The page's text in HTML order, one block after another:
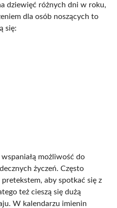
dziewięć różnych dni w roku,
dla osób noszących to
się:
możliwość do
życzeń. Często
aby spotkać się z
też cieszą się dużą
W kalendarzu imienin